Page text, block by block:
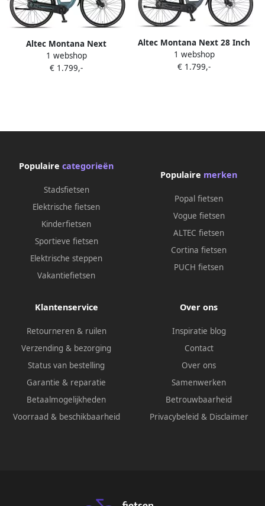
Altec Montana Next
Hydraulische Remmen
Elektrische Fiets Diep Groen
1 webshop
€ 1.799,-
Altec Montana Next 28 Inch
48 cm Dames 7V
Hydraulische schijfrem
1 webshop
€ 1.799,-
Populaire categorieën
Stadsfietsen
Elektrische fietsen
Kinderfietsen
Sportieve fietsen
Elektrische steppen
Vakantiefietsen
Populaire merken
Popal fietsen
Vogue fietsen
ALTEC fietsen
Cortina fietsen
PUCH fietsen
Klantenservice
Retourneren & ruilen
Verzending & bezorging
Status van bestelling
Garantie & reparatie
Betaalmogelijkheden
Voorraad & beschikbaarheid
Over ons
Inspiratie blog
Contact
Over ons
Samenwerken
Betrouwbaarheid
Privacybeleid & Disclaimer